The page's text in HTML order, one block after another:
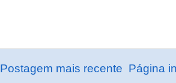
Postagem mais recente Página